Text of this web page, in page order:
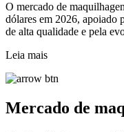
O mercado de
dólares em 2026, apoiado
de alta qualidade e pela
Leia mais
Mercado de